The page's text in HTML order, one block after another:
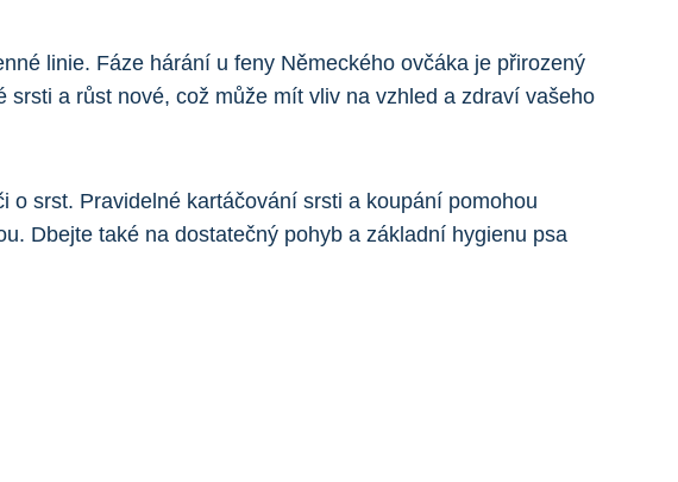
linie. Fáze hárání u feny Německého ovčáka je přirozený
a růst nové, což může mít vliv na vzhled a zdraví vašeho
srst. Pravidelné kartáčování srsti a koupání pomohou
Dbejte také na dostatečný pohyb a základní hygienu psa